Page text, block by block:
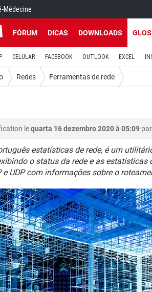
Médecine
FÓRUM DICAS DOWNLOADS
CELULAR FACEBOOK OUTLOOK EXCEL
Redes Ferramentas de rede
lequarta 16 dezembro 2020 à 05:09
estatísticas de rede, é um
o status da rede e as
e UDP com informações sobre o